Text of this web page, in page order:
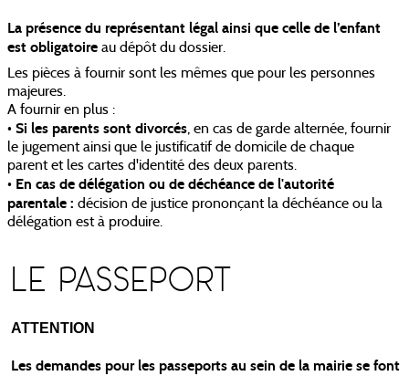
La présence du représentant légal ainsi que celle de l’enfant
est obligatoireau dépôt du dossier.
Les pièces à fournir sont les mêmes que pour les personnes
majeures.
A fournir en plus :
• Si les parents sont divorcés, en cas de garde alternée, fournir
le jugement ainsi que le justificatif de domicile de chaque
parent et les cartes d'identité des deux parents.
• En cas de délégation ou de déchéance de l'autorité
parentale : décision de justice prononçant la déchéance ou la
délégation est à produire.
LE PASSEPORT
ATTENTION
Les demandes pour les passeports au sein de la mairie se font